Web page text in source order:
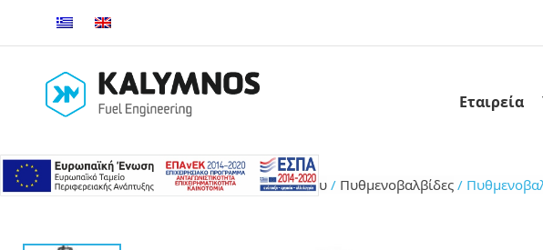
Εταιρεία
Αρχική σελίδα/Εξοπλισμός βυτίου / Πυθμενοβαλβίδες /